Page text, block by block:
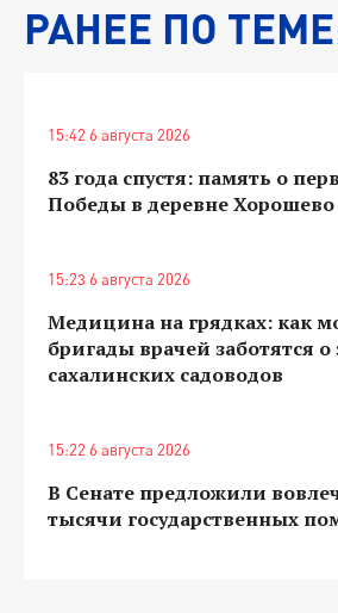
РАНЕЕ ПО
15:42 6 августа 2026
83 года спустя: память о
Победы в деревне Хорошево
15:23 6 августа 2026
Медицина на грядках: как
бригады врачей заботятся о
сахалинских садоводов
15:22 6 августа 2026
В Сенате предложили
тысячи государственных